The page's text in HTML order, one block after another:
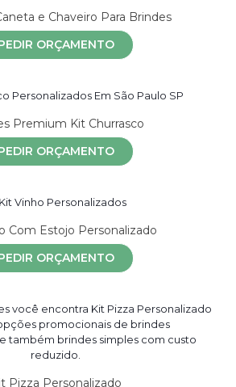
e Chaveiro Para Brindes
ORÇAMENTO
Premium Kit Churrasco
ORÇAMENTO
Com Estojo Personalizado
ORÇAMENTO
Pizza Personalizado